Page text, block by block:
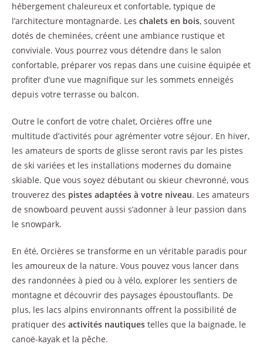
hébergement chaleureux et confortable, typique de
l’architecture montagnarde. Les chalets en bois, souvent
dotés de cheminées, créent une ambiance rustique et
conviviale. Vous pourrez vous détendre dans le salon
confortable, préparer vos repas dans une cuisine équipée et
profiter d’une vue magnifique sur les sommets enneigés
depuis votre terrasse ou balcon.
Outre le confort de votre chalet, Orcières offre une
multitude d’activités pour agrémenter votre séjour. En hiver,
les amateurs de sports de glisse seront ravis par les pistes
de ski variées et les installations modernes du domaine
skiable. Que vous soyez débutant ou skieur chevronné, vous
trouverez des pistes adaptées à votre niveau. Les amateurs
de snowboard peuvent aussi s’adonner à leur passion dans
le snowpark.
En été, Orcières se transforme en un véritable paradis pour
les amoureux de la nature. Vous pouvez vous lancer dans
des randonnées à pied ou à vélo, explorer les sentiers de
montagne et découvrir des paysages époustouflants. De
plus, les lacs alpins environnants offrent la possibilité de
pratiquer des activités nautiques telles que la baignade, le
canoë-kayak et la pêche.